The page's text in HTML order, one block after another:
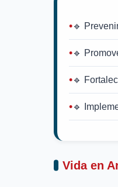
🔹
🔹
🔹
🔹
Vida en